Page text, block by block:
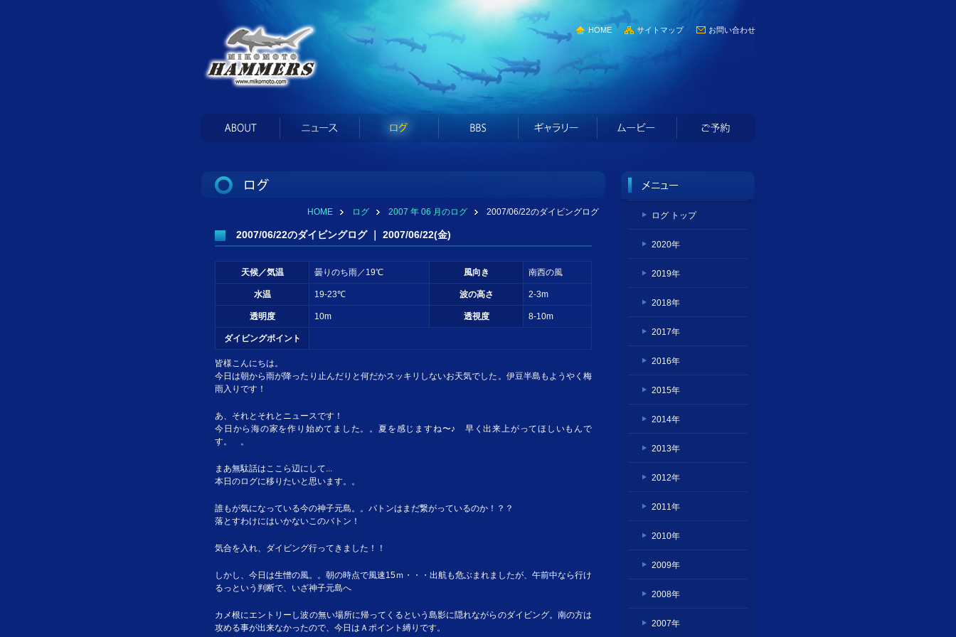
HOME サイトマップ お問い合わせ
HOME ログ 2007 年 06 月のログ 2007/06/22のダイビングログ
2007/06/22のダイビングログ ｜ 2007/06/22(金)
天候／気温 曇りのち雨／19℃ 風向き 南西の風
水温 19-23℃ 波の高さ 2-3m
透明度 10m 透視度 8-10m
ダイビングポイント
皆様こんにちは。
今日は朝から雨が降ったり止んだりと何だかスッキリしないお天気でした。伊豆半島もようやく梅
雨入りです！
あ、それとそれとニュースです！
今日から海の家を作り始めてました。。夏を感じますね〜♪ 早く出来上がってほしいもんで
す。 。
まあ無駄話はここら辺にして...
本日のログに移りたいと思います。。
誰もが気になっている今の神子元島。。バトンはまだ繋がっているのか！？？
落とすわけにはいかないこのバトン！
気合を入れ、ダイビング行ってきました！！
しかし、今日は生憎の風。。朝の時点で風速15ｍ・・・出航も危ぶまれましたが、午前中なら行け
るっという判断で、いざ神子元島へ
カメ根にエントリーし波の無い場所に帰ってくるという島影に隠れながらのダイビング。南の方は
攻める事が出来なかったので、今日はＡポイント縛りです。
ログ トップ
2020年
2019年
2018年
2017年
2016年
2015年
2014年
2013年
2012年
2011年
2010年
2009年
2008年
2007年